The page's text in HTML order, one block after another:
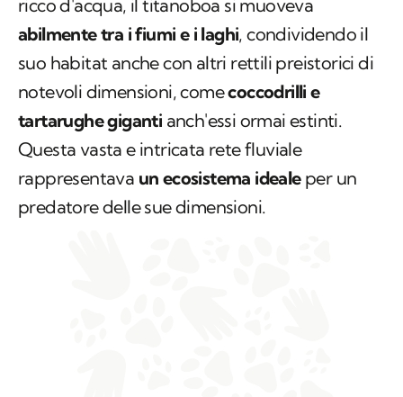
ricco d'acqua, il titanoboa si muoveva
abilmente tra i fiumi e i laghi, condividendo il
suo habitat anche con altri rettili preistorici di
notevoli dimensioni, comecoccodrilli e
tartarughe giganti anch'essi ormai estinti.
Questa vasta e intricata rete fluviale
rappresentava un ecosistema idealeper un
predatore delle sue dimensioni.